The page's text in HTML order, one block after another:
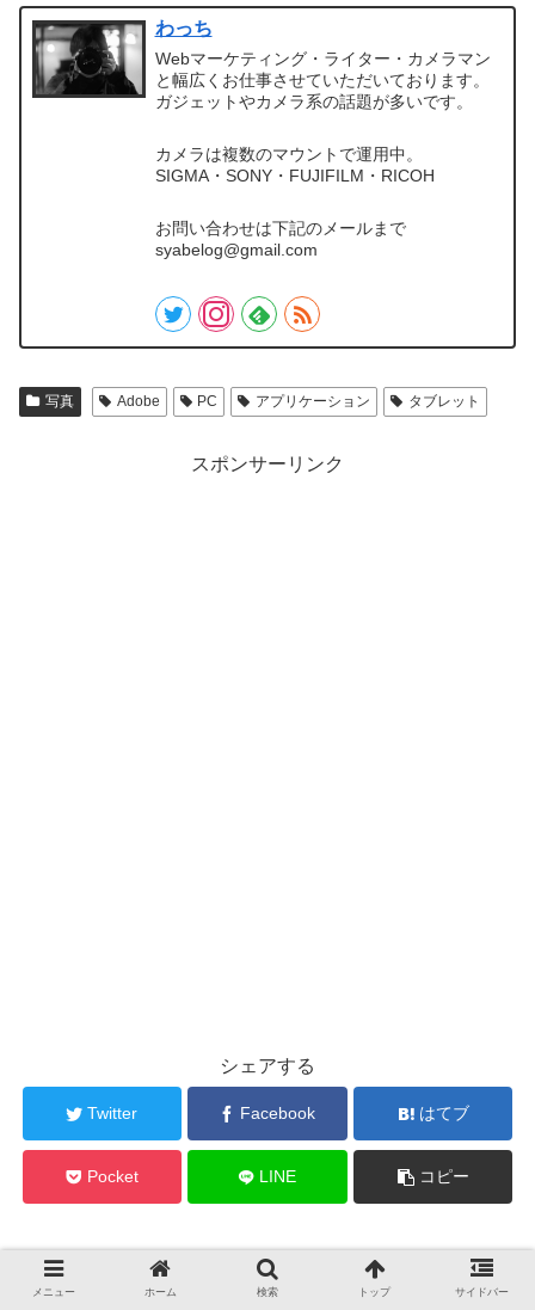
わっち
Webマーケティング・ライター・カメラマン
と幅広くお仕事させていただいております。
ガジェットやカメラ系の話題が多いです。
カメラは複数のマウントで運用中。
SIGMA・SONY・FUJIFILM・RICOH
お問い合わせは下記のメールまで
syabelog@gmail.com
写真 Adobe PC アプリケーション タブレット
スポンサーリンク
シェアする
Twitter Facebook はてブ
Pocket LINE コピー
わっちをフォローする
メニュー ホーム 検索 トップ サイドバー